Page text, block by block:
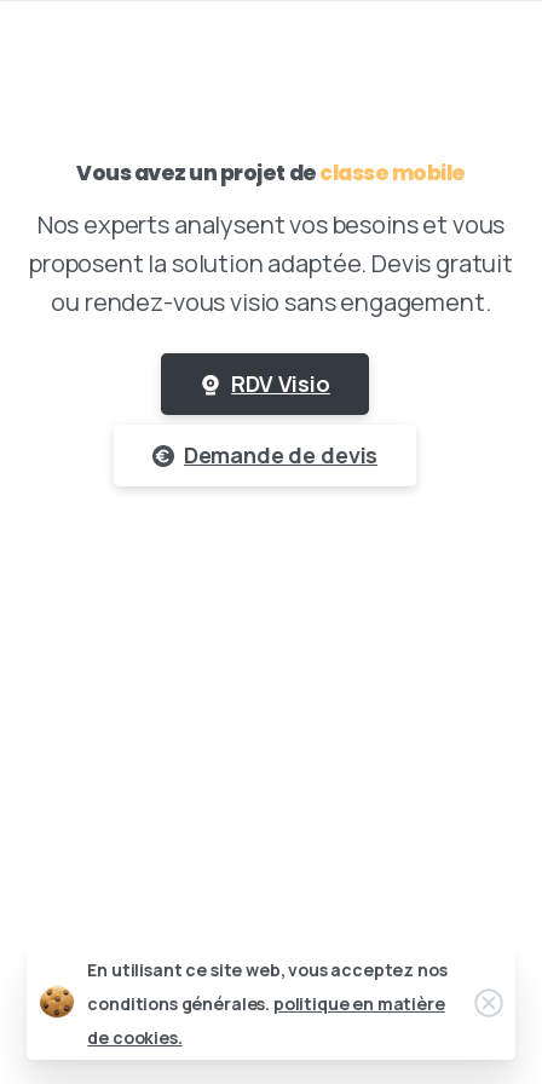
Vous avez un projet declasse mobile
Nos experts analysent vos besoins et vous
proposent la solution adaptée. Devis gratuit
ou rendez-vous visio sans engagement.
RDV Visio
Demande de devis
En utilisant ce site web, vous acceptez nos
conditions générales. politique en matière
de cookies.